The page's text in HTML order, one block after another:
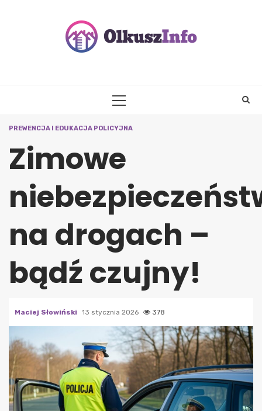
PRIMARY
PREWENCJA I EDUKACJA POLICYJNA
Zimowe
na drogach –
bądź czujny!
Maciej Słowiński 13 stycznia 2026 378